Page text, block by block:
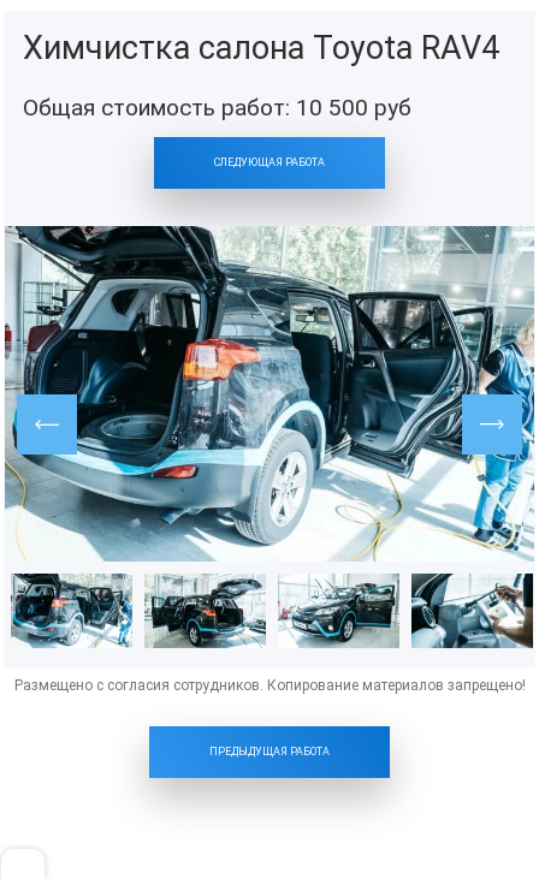
Химчистка салона Toyota RAV4
Общая стоимость работ: 10 500 руб
СЛЕДУЮЩАЯ РАБОТА
ПРЕДЫДУЩАЯ РАБОТА